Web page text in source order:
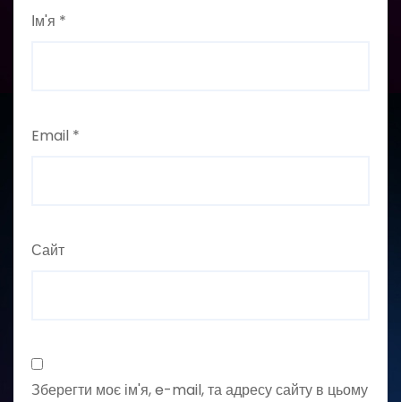
Ім'я *
Email *
Сайт
Зберегти моє ім'я, e-mail, та адресу сайту в цьому